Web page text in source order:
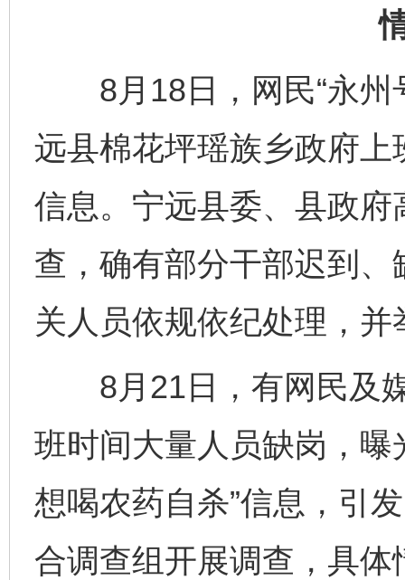
8月18日，网民“永州
远县棉花坪瑶族乡政府
信息。宁远县委、县政
查，确有部分干部迟到
关人员依规依纪处理，
8月21日，有网民及媒
班时间大量人员缺岗，
想喝农药自杀”信息，引
合调查组开展调查，具体